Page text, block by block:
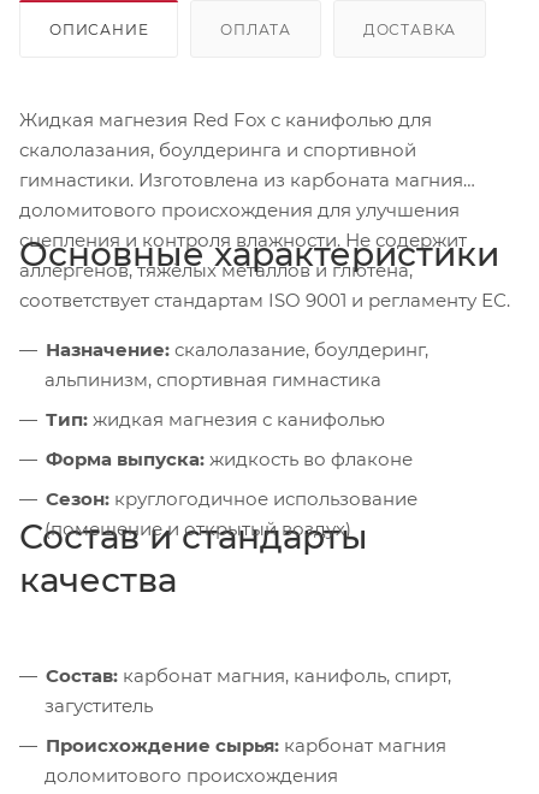
ОПИСАНИЕ ОПЛАТА ДОСТАВКА
Жидкая магнезия Red Fox с канифолью для
скалолазания, боулдеринга и спортивной
гимнастики. Изготовлена из карбоната магния
доломитового происхождения для улучшения
сцепления и контроля влажности. Не содержит
аллергенов, тяжёлых металлов и глютена,
соответствует стандартам ISO 9001 и регламенту ЕС.
Основные характеристики
Назначение: скалолазание, боулдеринг,
альпинизм, спортивная гимнастика
Тип: жидкая магнезия с канифолью
Форма выпуска: жидкость во флаконе
Сезон: круглогодичное использование
(помещение и открытый воздух)
Состав и стандарты
качества
Состав: карбонат магния, канифоль, спирт,
загуститель
Происхождение сырья: карбонат магния
доломитового происхождения